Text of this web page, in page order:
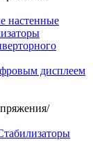
настенные
дисплеем
/